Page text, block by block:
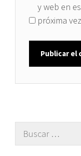
y web en
próxima
Buscar: